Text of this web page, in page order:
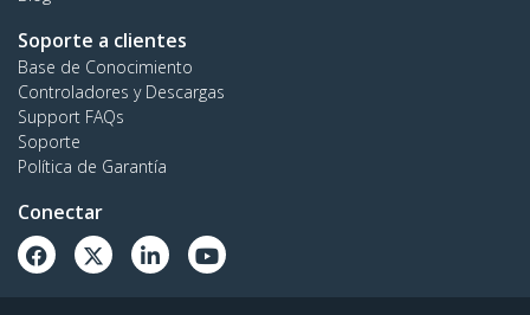
Soporte a clientes
Base de Conocimiento
Controladores y Descargas
Support FAQs
Soporte
Política de Garantía
Conectar